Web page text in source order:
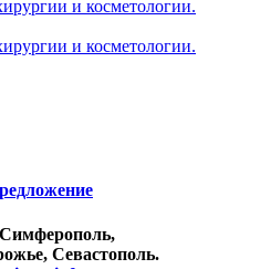
Симферополь,
Севастополь.